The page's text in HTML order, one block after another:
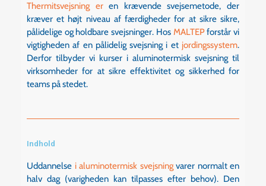
Thermitsvejsning eren krævende svejsemetode, der
kræver et højt niveau af færdigheder for at sikre sikre,
pålidelige og holdbare svejsninger. Hos MALTEPforstår vi
vigtigheden af en pålidelig svejsning i et jordingssystem.
Derfor tilbyder vi kurser i aluminotermisk svejsning til
virksomheder for at sikre effektivitet og sikkerhed for
teams på stedet.
Indhold
Uddannelse i aluminotermisk svejsning varer normalt en
halv dag (varigheden kan tilpasses efter behov). Den